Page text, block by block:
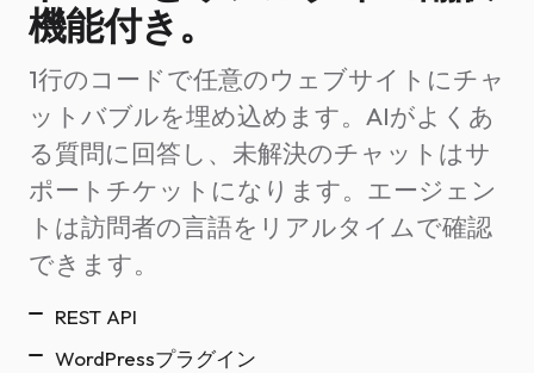
機能付き。
1行のコードで任意のウェブサイトにチャ
ットバブルを埋め込めます。AIがよくあ
る質問に回答し、未解決のチャットはサ
ポートチケットになります。エージェン
トは訪問者の言語をリアルタイムで確認
できます。
REST API
WordPressプラグイン